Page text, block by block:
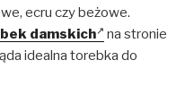
ecru czy beżowe.
damskich
na stronie
idealna torebka do